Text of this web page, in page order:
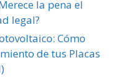
la pena el
legal?
Cómo
de tus Placas